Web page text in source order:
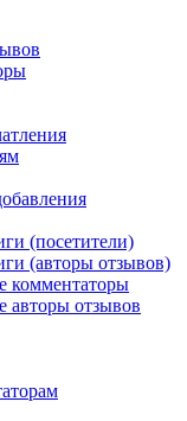
(посетители)
(авторы отзывов)
комментаторы
авторы отзывов